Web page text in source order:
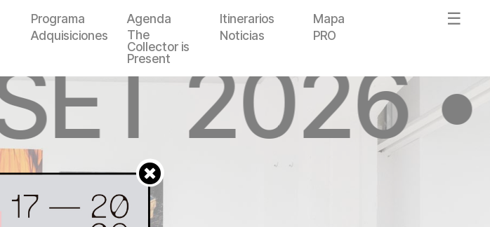
Programa Agenda Itinerarios
Mapa
Adquisiciones
The
Collector is
Present
Noticias PRO
2026 •